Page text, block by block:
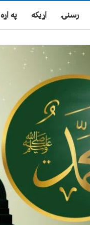
رسنۍ اړیکه په اړه